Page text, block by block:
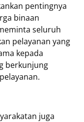
pentingnya
binaan
seluruh
pelayanan yang
kepada
berkunjung
juga